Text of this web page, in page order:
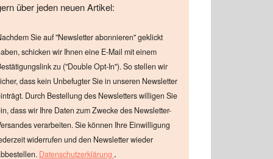
über jeden neuen Artikel:
Sie auf "Newsletter abonnieren" geklickt
schicken wir Ihnen eine E-Mail mit einem
zu ("Double Opt-In"). So stellen wir
dass kein Unbefugter Sie in unseren Newsletter
Durch Bestellung des Newsletters willigen Sie
dass wir Ihre Daten zum Zwecke des Newsletter-
verarbeiten. Sie können Ihre Einwilligung
widerrufen und den Newsletter wieder
Datenschutzerklärung .